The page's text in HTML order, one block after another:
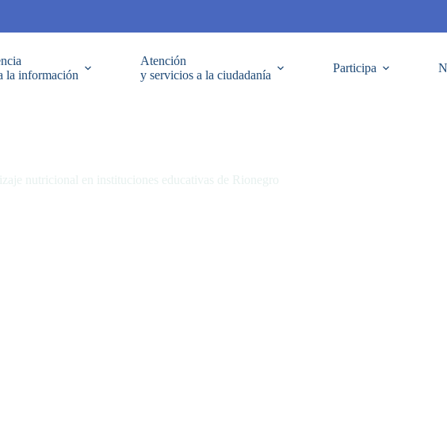
la información
Atención
y servicios a la ciudadanía
Participa
nutricional en instituciones educativas de Rionegro